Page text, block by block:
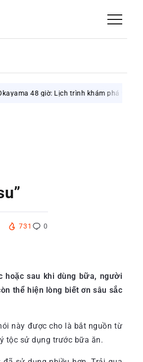
giờ: Lịch trình khám phá vùng đất mặt
731 0
hoặc sau khi dùng bữa, người
thể hiện lòng biết ơn sâu sắc
này được cho là bắt nguồn từ
tộc sử dụng trước bữa ăn.